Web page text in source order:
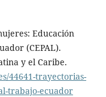
Educación
(CEPAL).
y el Caribe.
44641-trayectorias-
trabajo-ecuador